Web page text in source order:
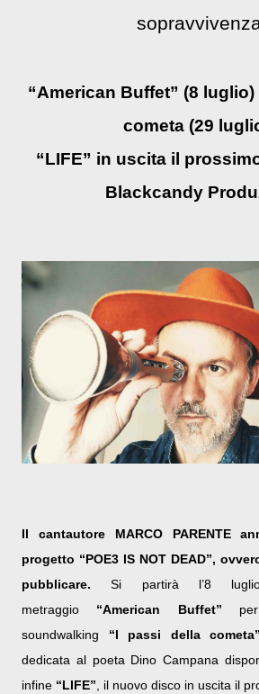
“American Buffet” (8
cometa (29
“LIFE” in uscita il
Blackcandy
Il cantautore MARCO PARENTE
progetto “POE3 IS NOT DEAD”,
pubblicare. Si partirà l’8
metraggio “American Buffet”
soundwalking “I passi della c
dedicata al poeta Dino Campana
infine “LIFE” , il nuovo disco in uscita il